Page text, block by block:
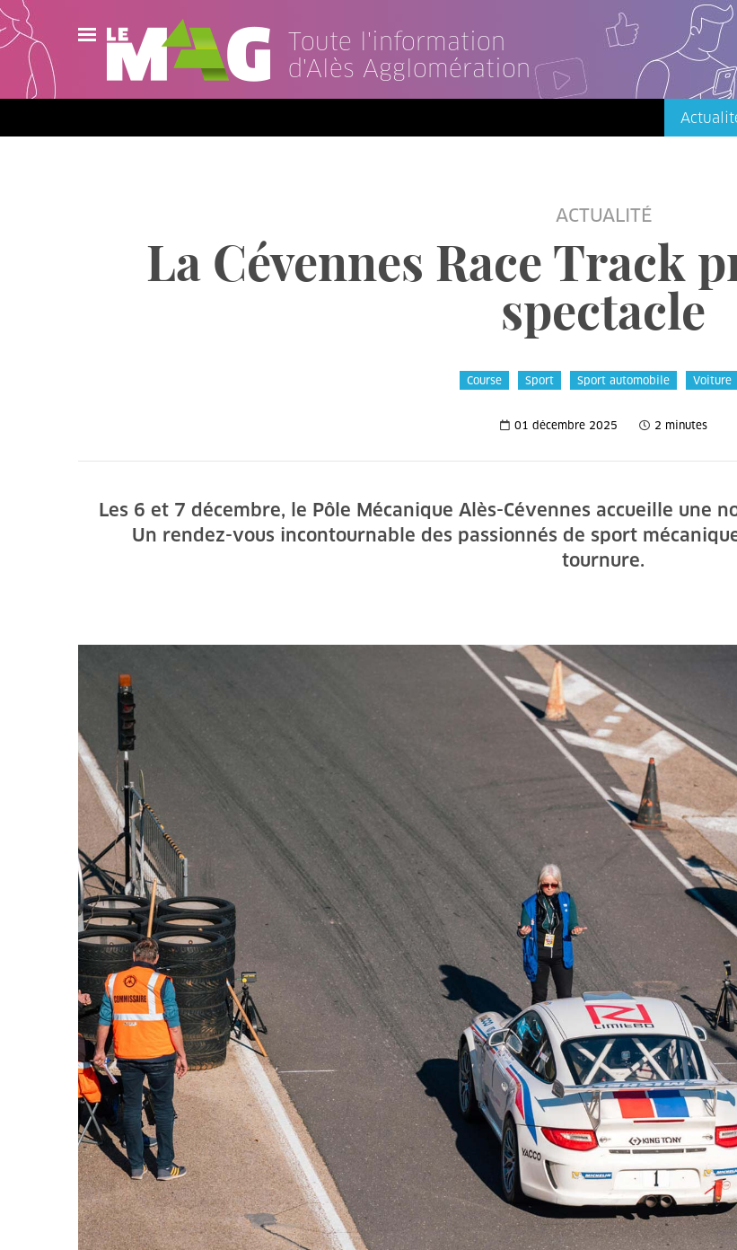
Toute l'information
d'Alès Agglomération
Actualités
Agenda
ACTUALITÉ
La Cévennes Race Track
spectacle
Course Sport Sport automobile Voiture
01 décembre 2025 2 minutes
Les 6 et 7 décembre, le Pôle Mécanique Alès-Cévennes accueille une
Un rendez-vous incontournable des passionnés de sport
tournure.